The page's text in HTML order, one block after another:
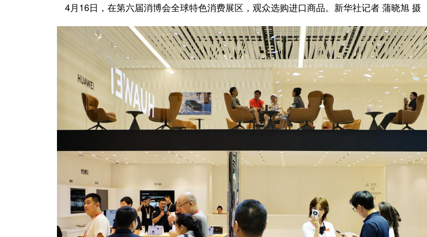
4月16日，在第六届消博会全球特色消费展区，观众选购进口商品。新华社记者 蒲晓旭 摄